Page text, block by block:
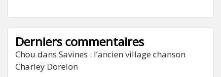
Derniers commentaires
Chou dans Savines : l’ancien village chanson
Charley Dorelon